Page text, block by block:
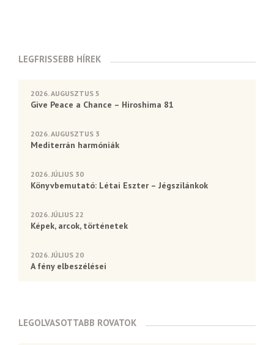
LEGFRISSEBB HÍREK
2026. AUGUSZTUS 5
Give Peace a Chance – Hiroshima 81
2026. AUGUSZTUS 3
Mediterrán harmóniák
2026. JÚLIUS 30
Könyvbemutató: Létai Eszter – Jégszilánkok
2026. JÚLIUS 22
Képek, arcok, történetek
2026. JÚLIUS 20
A fény elbeszélései
LEGOLVASOTTABB ROVATOK